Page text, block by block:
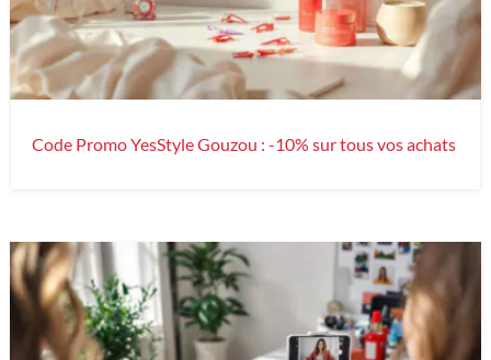
Code Promo YesStyle Gouzou : -10% sur tous vos achats